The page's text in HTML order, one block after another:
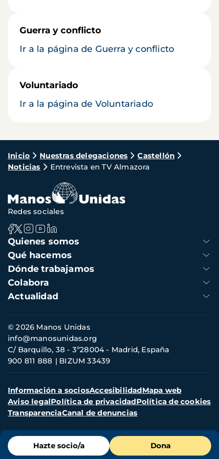
Guerra y conflicto
Ir a la página de Guerra y conflicto
Voluntariado
Ir a la página de Voluntariado
Ruta
de
navegación
Inicio Nuestras delegaciones
Castellón
Noticias
Entrevista en TV Almazora
Menú
de
Hazte socio/a Dona
Navegación
principal
Quienes somos
Qué hacemos
Dónde trabajamos
Colabora
Actualidad
Redes sociales
Información
de
contacto
© 2026 Manos Unidas
C/ Barquillo, 38 - 3º28004 - Madrid, España
900 811 888
BIZUM 33439
info@manosunidas.org
Menú
secundario
Información a sociosAccesibilidadMapa web
Aviso legalPolítica de privacidadPolítica de cookies
TransparenciaCanal de denuncias